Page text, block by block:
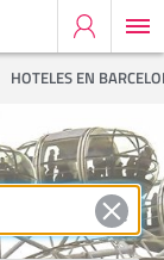
HOTELES EN